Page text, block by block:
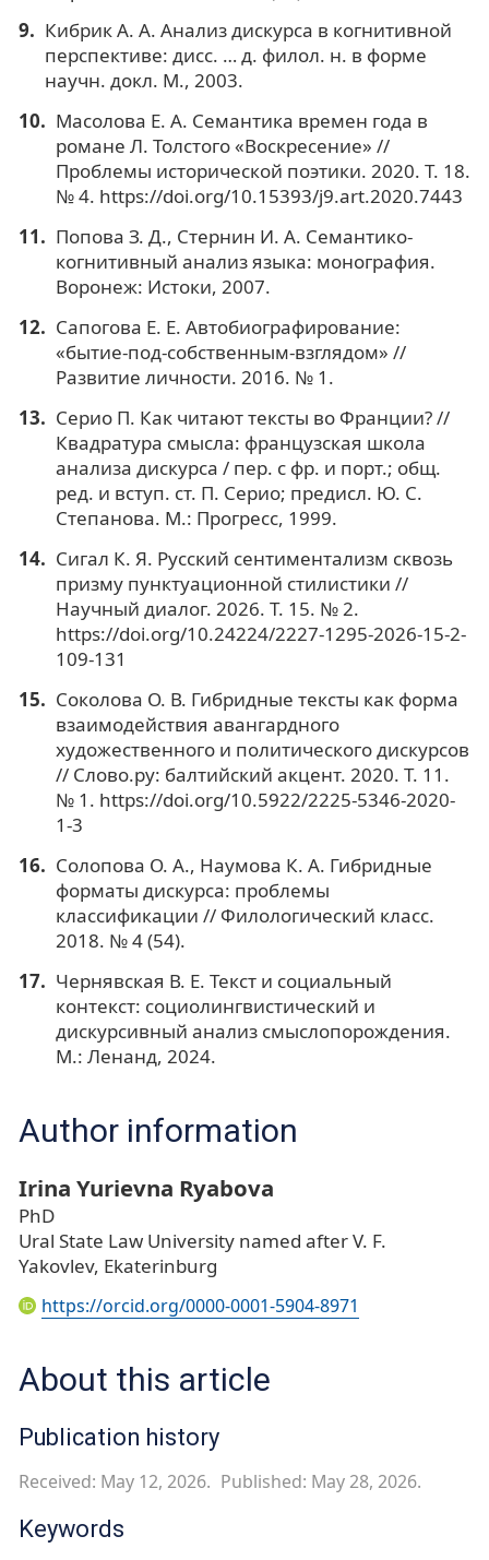
Кибрик А. А. Анализ дискурса в когнитивной
перспективе: дисс. … д. филол. н. в форме
научн. докл. М., 2003.
Масолова Е. А. Семантика времен года в
романе Л. Толстого «Воскресение» //
Проблемы исторической поэтики. 2020. Т. 18.
№ 4. https://doi.org/10.15393/j9.art.2020.7443
Попова З. Д., Стернин И. А. Семантико-
когнитивный анализ языка: монография.
Воронеж: Истоки, 2007.
Сапогова Е. Е. Автобиографирование:
«бытие-под-собственным-взглядом» //
Развитие личности. 2016. № 1.
Серио П. Как читают тексты во Франции? //
Квадратура смысла: французская школа
анализа дискурса / пер. с фр. и порт.; общ.
ред. и вступ. ст. П. Серио; предисл. Ю. С.
Степанова. М.: Прогресс, 1999.
Сигал К. Я. Русский сентиментализм сквозь
призму пунктуационной стилистики //
Научный диалог. 2026. Т. 15. № 2.
https://doi.org/10.24224/2227-1295-2026-15-2-
109-131
Соколова О. В. Гибридные тексты как форма
взаимодействия авангардного
художественного и политического дискурсов
// Слово.ру: балтийский акцент. 2020. Т. 11.
№ 1. https://doi.org/10.5922/2225-5346-2020-
1-3
Солопова О. А., Наумова К. А. Гибридные
форматы дискурса: проблемы
классификации // Филологический класс.
2018. № 4 (54).
Чернявская В. Е. Текст и социальный
контекст: социолингвистический и
дискурсивный анализ смыслопорождения.
М.: Ленанд, 2024.
Author information
Irina Yurievna Ryabova
PhD
Ural State Law University named after V. F.
Yakovlev, Ekaterinburg
https://orcid.org/0000-0001-5904-8971
About this article
Publication history
Received: May 12, 2026. Published: May 28, 2026.
Keywords